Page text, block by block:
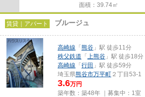
面積：39.74㎡
賃貸｜アパート ブルージュ
高崎線 「 熊谷 」駅 徒歩11分
秩父鉄道 「 上熊谷 」駅 徒歩18分
高崎線 「 行田 」駅 徒歩59分
埼玉県熊谷市万平町 ２丁目53-1
3.6万円
築年数：築48年 ｜募集中： 1室